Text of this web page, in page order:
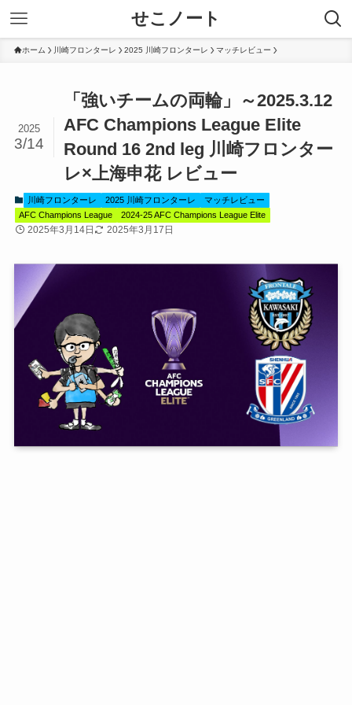
せこノート
ホーム 川崎フロンターレ 2025 川崎フロンターレ マッチレビュー
「強いチームの両輪」～2025.3.12
AFC Champions League Elite
Round 16 2nd leg 川崎フロンター
レ×上海申花 レビュー
2025
3/14
川崎フロンターレ 2025 川崎フロンターレ
マッチレビュー
AFC Champions League
2024-25 AFC Champions League Elite
2025年3月14日 2025年3月17日